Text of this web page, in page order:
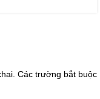
Các trường bắt buộc